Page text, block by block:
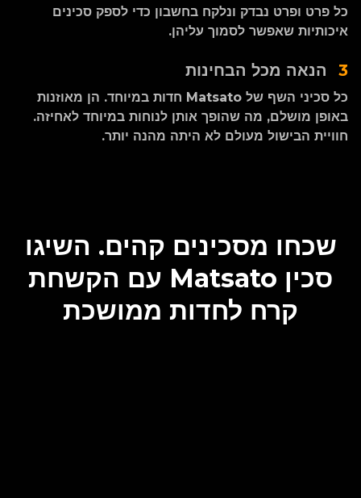
כל פרט ופרט נבדק ונלקח בחשבון כדי לספק סכינים
איכותיות שאפשר לסמוך עליהן.
3 הנאה מכל הבחינות
כל סכיני השף של Matsato חדות במיוחד. הן מאוזנות
באופן מושלם, מה שהופך אותן לנוחות במיוחד לאחיזה.
חוויית הבישול מעולם לא היתה מהנה יותר.
שכחו מסכינים קהים. השיגו
סכין Matsato עם הקשחת
קרח לחדות ממושכת